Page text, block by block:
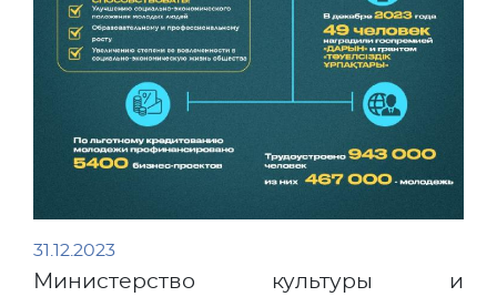
31.12.2023
Министерство культуры и